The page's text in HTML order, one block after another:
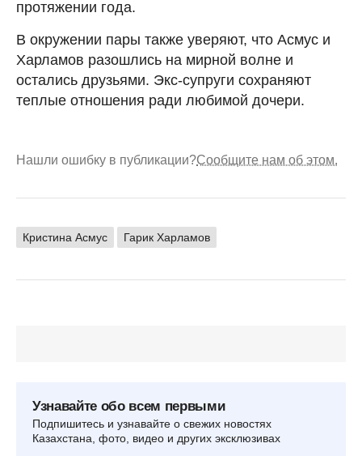
протяжении года.
В окружении пары также уверяют, что Асмус и
Харламов разошлись на мирной волне и
остались друзьями. Экс-супруги сохраняют
теплые отношения ради любимой дочери.
Нашли ошибку в публикации?Сообщите нам об этом.
Кристина Асмус Гарик Харламов
Узнавайте обо всем первыми
Подпишитесь и узнавайте о свежих новостях
Казахстана, фото, видео и других эксклюзивах